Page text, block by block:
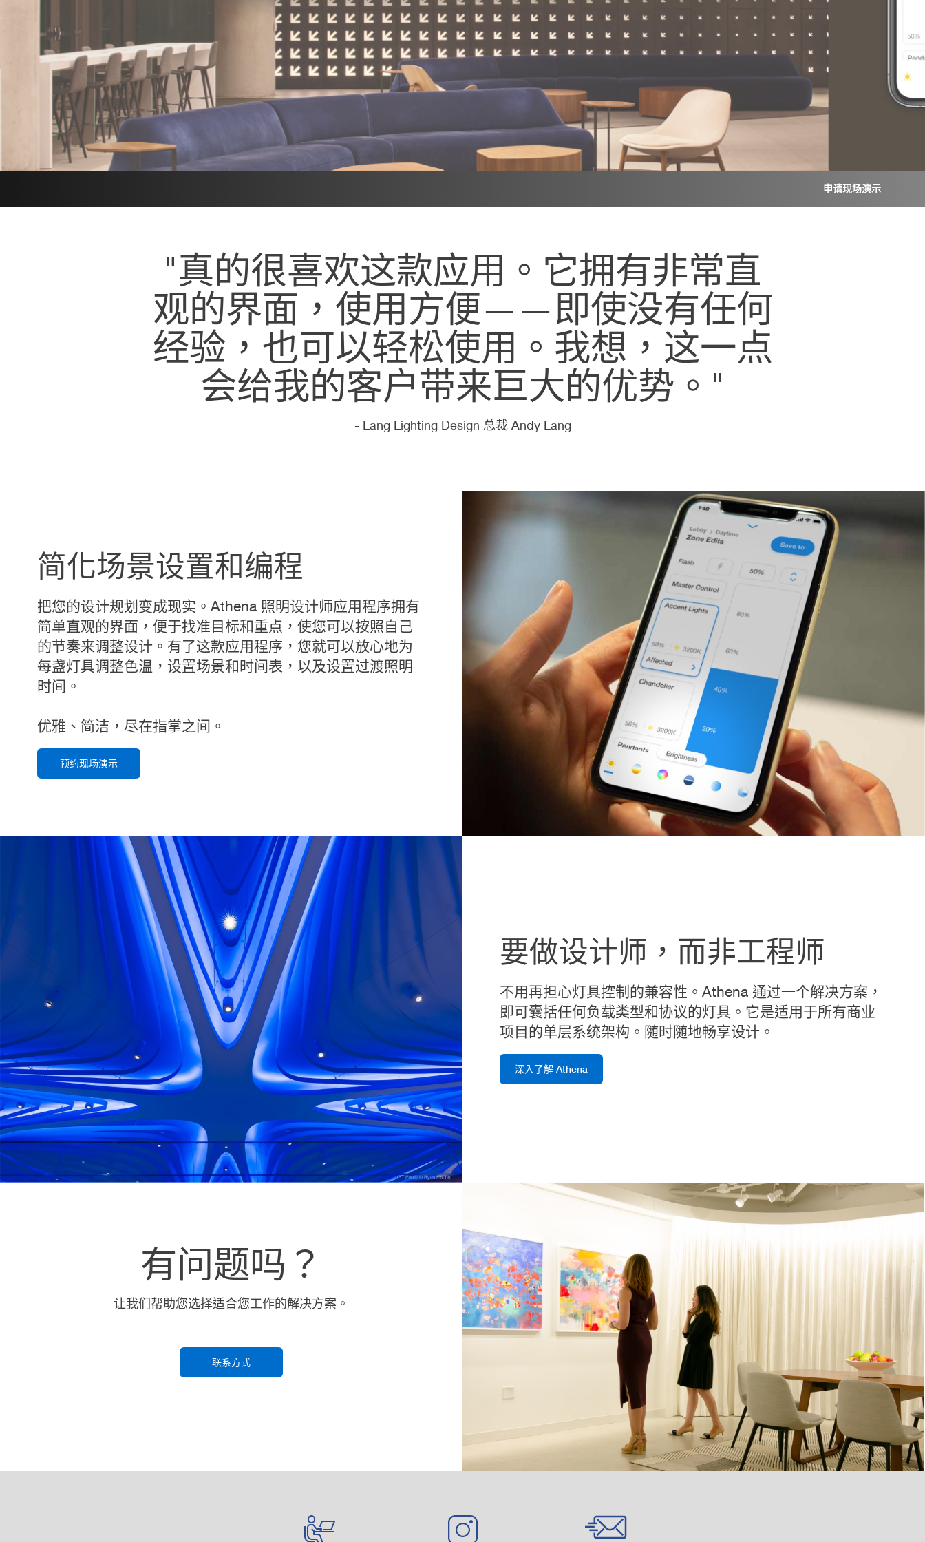
申请现场演示
"真的很喜欢这款应用。它拥有非常直
观的界面，使用方便——即使没有任何
经验，也可以轻松使用。我想，这一点
会给我的客户带来巨大的优势。"
- Lang Lighting Design 总裁 Andy Lang
简化场景设置和编程
把您的设计规划变成现实。Athena 照明设计师应用程序拥有
简单直观的界面，便于找准目标和重点，使您可以按照自己
的节奏来调整设计。有了这款应用程序，您就可以放心地为
每盏灯具调整色温，设置场景和时间表，以及设置过渡照明
时间。
优雅、简洁，尽在指掌之间。
预约现场演示
要做设计师，而非工程师
不用再担心灯具控制的兼容性。Athena 通过一个解决方案，
即可囊括任何负载类型和协议的灯具。它是适用于所有商业
项目的单层系统架构。随时随地畅享设计。
深入了解 Athena
有问题吗？
让我们帮助您选择适合您工作的解决方案。
联系方式